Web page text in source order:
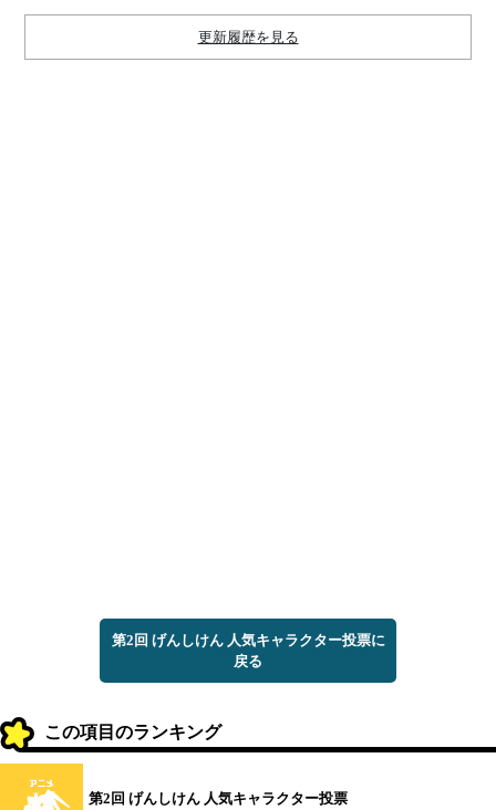
更新履歴を見る
第2回 げんしけん 人気キャラクター投票に
戻る
この項目のランキング
第2回 げんしけん 人気キャラクター投票